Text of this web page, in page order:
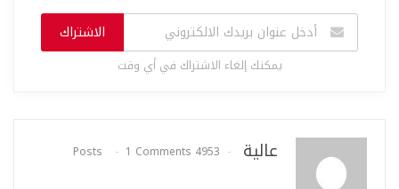
الاشتراك
يمكنك إلغاء الاشتراك في أي وقت
عالية 4953 Posts
1 Comments